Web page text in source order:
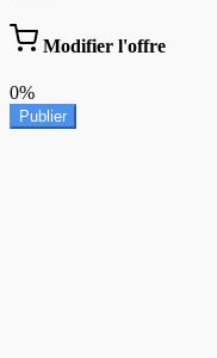
Modifier l'offre
0%
Publier